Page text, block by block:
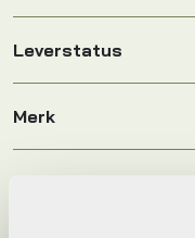
Leverstatus
Merk